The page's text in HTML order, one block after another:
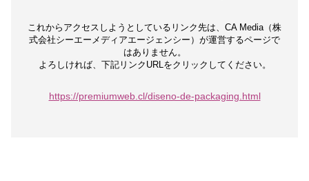
これからアクセスしようとしているリンク先は、 CA Media（株
式会社シーエーメディアエージェンシー）が運営するページで
はありません。
よろしければ、下記リンクURLをクリックしてください。
https://premiumweb.cl/diseno-de-packaging.html